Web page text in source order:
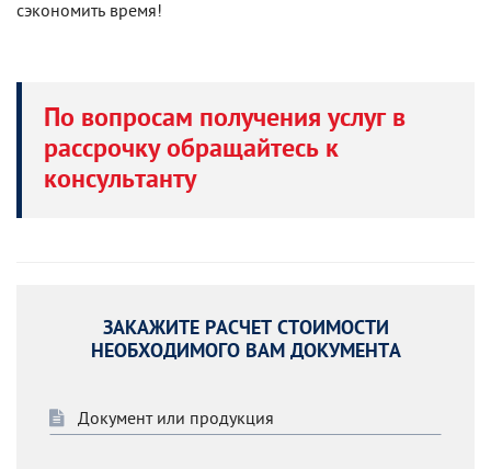
сэкономить время!
По вопросам получения услуг в
рассрочку обращайтесь к
консультанту
ЗАКАЖИТЕ РАСЧЕТ СТОИМОСТИ
НЕОБХОДИМОГО ВАМ ДОКУМЕНТА